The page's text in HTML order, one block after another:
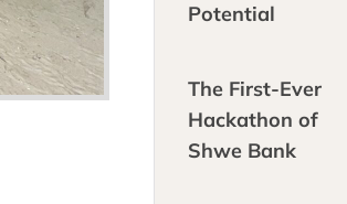
Potential
The First-Ever
Hackathon of
Shwe Bank